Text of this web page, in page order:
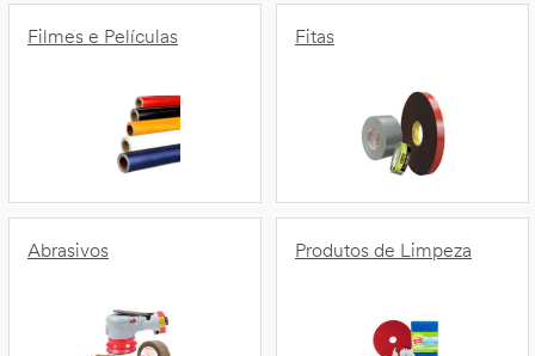
Filmes e Películas Fitas
Abrasivos Produtos de Limpeza